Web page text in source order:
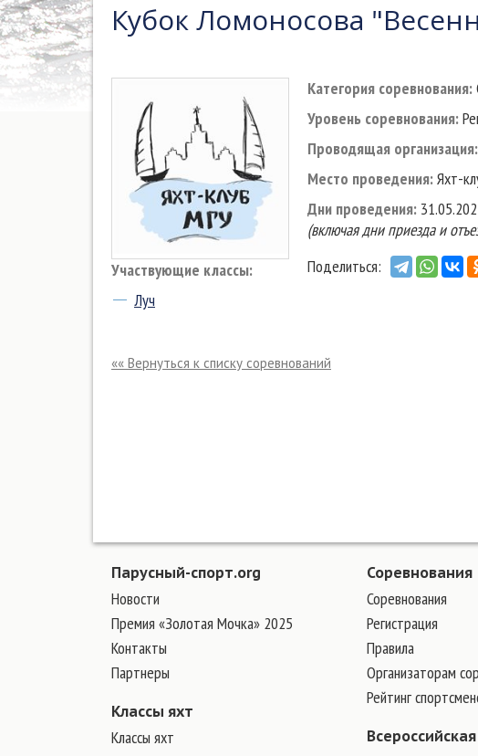
Кубок Ломоносова
Участвующие классы:
Луч
Категория соревнования:
Уровень соревнования:
Проводящая организация:
Место проведения:Яхт-
Дни проведения:
(включая дни приезда и
Поделиться:
«« Вернуться к списку соревнований
Парусный-спорт.org
Новости
Премия «Золотая Мочка» 2025
Контакты
Партнеры
Классы яхт
Классы яхт
Соревнования
Соревнования
Регистрация
Правила
Организаторам
Рейтинг